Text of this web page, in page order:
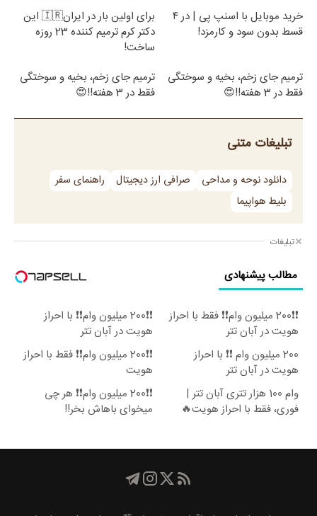
خرید موبایل با اسنپ پی | در ۴
قسط بدون سود و کارمزد!
برای اولین بار در ایران🇮🇷 این
دکتر کرم ترمیم کننده 23 روزه
ساخت!
ترمیم جای زخم، بخیه و سوختگی
فقط در 3 هفته!!😍
ترمیم جای زخم، بخیه و سوختگی
فقط در 3 هفته!!😍
تبلیغات متنی
دانلود نوحه و مداحی صرافی ارز دیجیتال
راهنمای سفر
بلیط هواپیما
تبلیغات
مطالب پیشنهادی
❗❗200 میلیون وام❗❗ فقط با احراز
هویت در آبان تتر
❗❗200 میلیون وام❗❗ با احراز
هویت در آبان تتر
200 میلیون وام ❗❗ با احراز
هویت در آبان تتر
❗❗200 میلیون وام❗❗ فقط با احراز
هویت
وام 100 هزار تتری آبان تتر |
فوری، فقط با احراز هویت🔥
❗❗200 میلیون وام❗❗ هر چی
میخوای باهاش بخر!!